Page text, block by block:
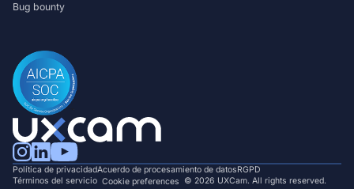
Bug bounty
Política de privacidadAcuerdo de procesamiento de datosRGPD
Términos del servicio Cookie preferences © 2026 UXCam. All rights reserved.